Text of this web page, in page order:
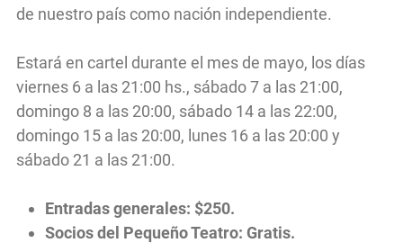
de nuestro país como nación independiente.
Estará en cartel durante el mes de mayo, los días
viernes 6 a las 21:00 hs., sábado 7 a las 21:00,
domingo 8 a las 20:00, sábado 14 a las 22:00,
domingo 15 a las 20:00, lunes 16 a las 20:00 y
sábado 21 a las 21:00.
Entradas generales: $250.
Socios del Pequeño Teatro: Gratis.